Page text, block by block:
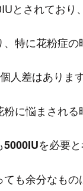
とされてお
特に花粉症
人差はありま
粉に悩まされ
5000IUを必要
も余分なも